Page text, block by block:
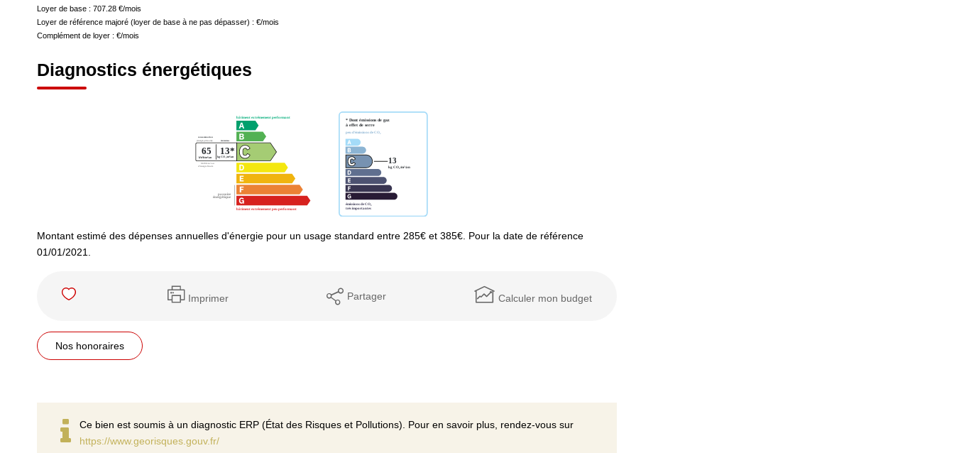
Loyer de base : 707.28 €/mois
Loyer de référence majoré (loyer de base à ne pas dépasser) : €/mois
Complément de loyer : €/mois
Diagnostics énergétiques
Montant estimé des dépenses annuelles d'énergie pour un usage standard entre 285€ et 385€. Pour la date de référence
01/01/2021.
Imprimer Partager Calculer mon budget
Nos honoraires
Ce bien est soumis à un diagnostic ERP (État des Risques et Pollutions). Pour en savoir plus, rendez-vous sur
https://www.georisques.gouv.fr/